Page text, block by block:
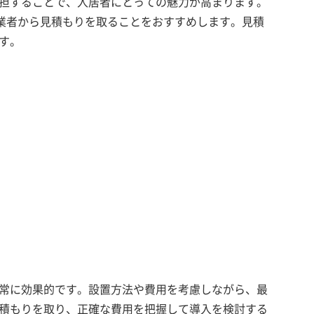
から見積もりを取ることをおすすめします。見積
。
に効果的です。設置方法や費用を考慮しながら、最
りを取り、正確な費用を把握して導入を検討する